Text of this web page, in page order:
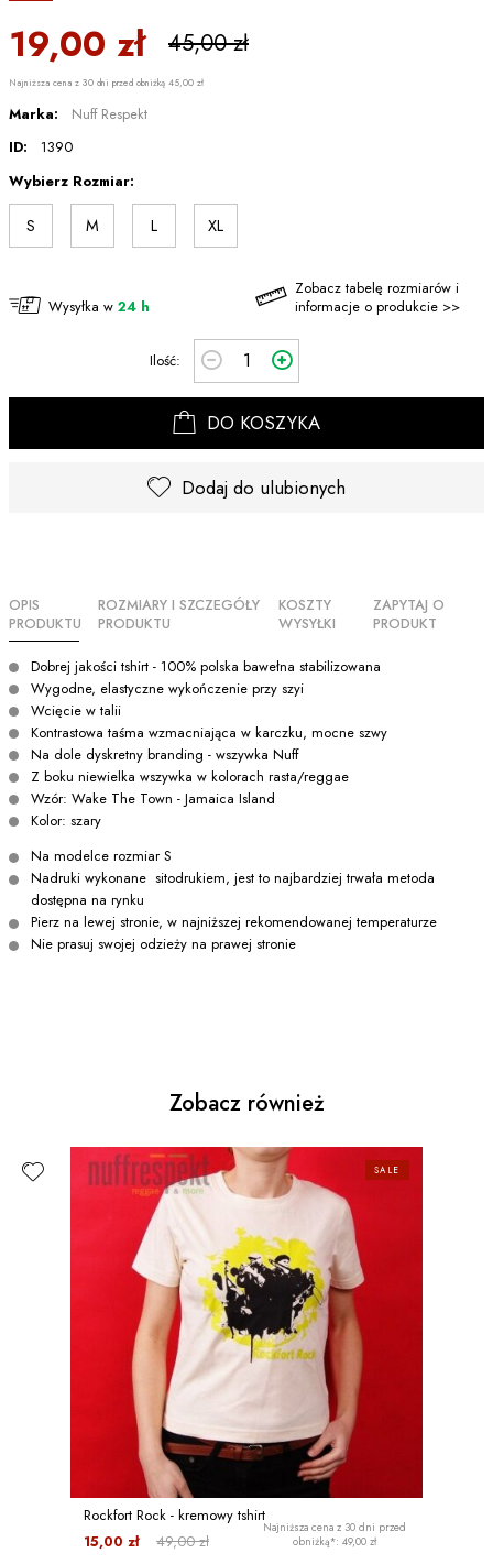
45,00 zł
19,00 zł
Najniższa cena z 30 dni przed obniżką 45,00 zł
Marka:
Nuff Respekt
ID:
1390
Wybierz Rozmiar:
S M L XL
Wysyłka w 24 h
Zobacz tabelę rozmiarów i
informacje o produkcie >>
Ilość:
DO KOSZYKA
Dodaj do ulubionych
OPIS
PRODUKTU
ROZMIARY I SZCZEGÓŁY
PRODUKTU
KOSZTY
WYSYŁKI
ZAPYTAJ O
PRODUKT
Dobrej jakości tshirt - 100% polska bawełna stabilizowana
Wygodne, elastyczne wykończenie przy szyi
Wcięcie w talii
Kontrastowa taśma wzmacniająca w karczku, mocne szwy
Na dole dyskretny branding - wszywka Nuff
Z boku niewielka wszywka w kolorach rasta/reggae
Wzór: Wake The Town - Jamaica Island
Kolor: szary
Na modelce rozmiar S
Nadruki wykonane sitodrukiem, jest to najbardziej trwała metoda
dostępna na rynku
Pierz na lewej stronie, w najniższej rekomendowanej temperaturze
Nie prasuj swojej odzieży na prawej stronie
Zobacz również
Rockfort Rock - kremowy tshirt
49,00 zł
15,00 zł
Najniższa cena z 30 dni przed
obniżką*: 49,00 zł
SALE